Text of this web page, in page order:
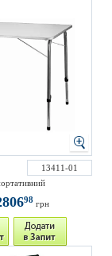
13411-01
98 грн